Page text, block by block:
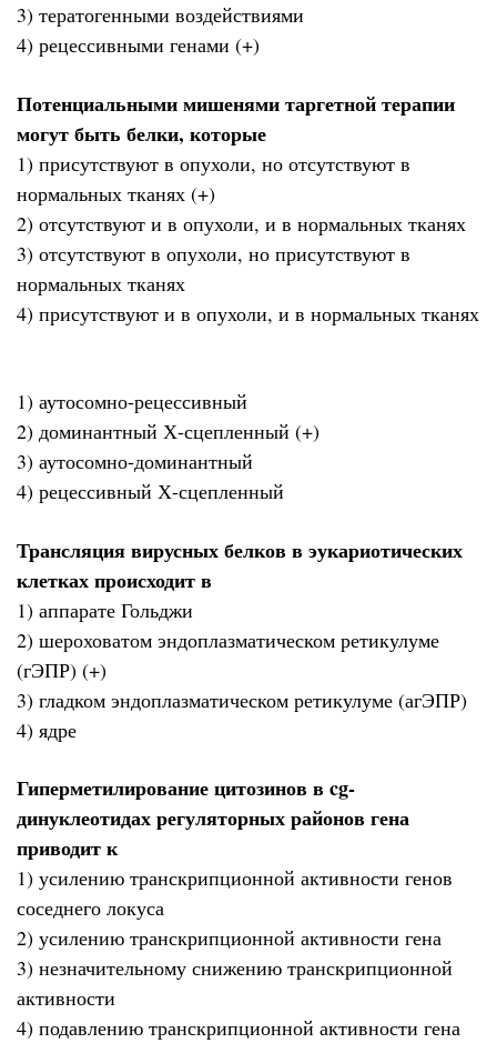
3) тератогенными воздействиями
4) рецессивными генами (+)
Потенциальными мишенями таргетной терапии
могут быть белки, которые
1) присутствуют в опухоли, но отсутствуют в
нормальных тканях (+)
2) отсутствуют и в опухоли, и в нормальных тканях
3) отсутствуют в опухоли, но присутствуют в
нормальных тканях
4) присутствуют и в опухоли, и в нормальных тканях
1) аутосомно-рецессивный
2) доминантный Х-сцепленный (+)
3) аутосомно-доминантный
4) рецессивный Х-сцепленный
Трансляция вирусных белков в эукариотических
клетках происходит в
1) аппарате Гольджи
2) шероховатом эндоплазматическом ретикулуме
(гЭПР) (+)
3) гладком эндоплазматическом ретикулуме (агЭПР)
4) ядре
Гиперметилирование цитозинов в cg-
динуклеотидах регуляторных районов гена
приводит к
1) усилению транскрипционной активности генов
соседнего локуса
2) усилению транскрипционной активности гена
3) незначительному снижению транскрипционной
активности
4) подавлению транскрипционной активности гена